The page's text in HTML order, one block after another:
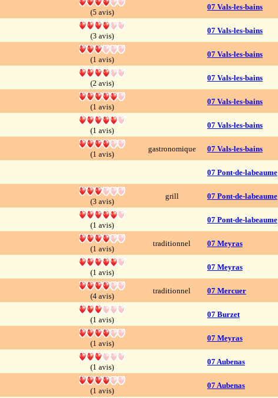
(5 avis)
07 Vals-les-bains
(3 avis)
07 Vals-les-bains
(1 avis)
07 Vals-les-bains
(2 avis)
07 Vals-les-bains
(1 avis)
07 Vals-les-bains
(1 avis)
07 Vals-les-bains
(1 avis)
gastronomique 07 Vals-les-bains
07 Pont-de-labeaume
(3 avis)
grill 07 Pont-de-labeaume
(1 avis)
07 Pont-de-labeaume
(1 avis)
traditionnel 07 Meyras
(1 avis)
07 Meyras
(4 avis)
traditionnel 07 Mercuer
(1 avis)
07 Burzet
(1 avis)
07 Meyras
(1 avis)
07 Aubenas
(1 avis)
07 Aubenas